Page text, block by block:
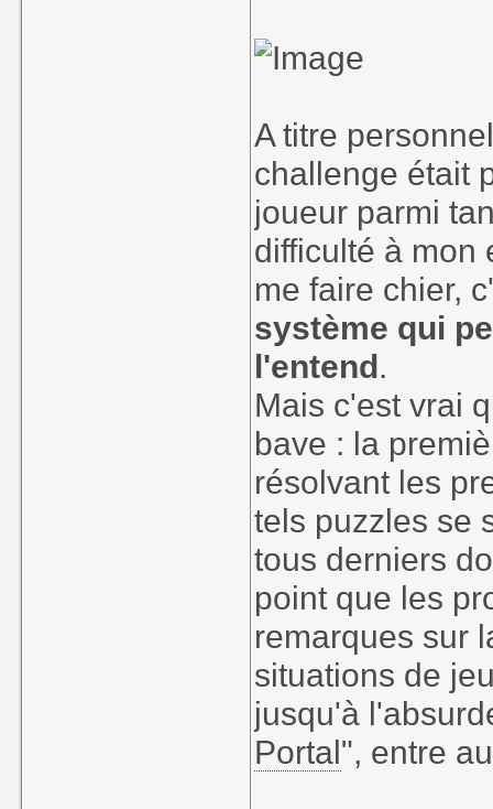
A titre
challenge était
joueur parmi
difficulté à mon
me faire chier,
système qui
l'entend.
Mais c'est vrai
bave : la
résolvant les
tels puzzles se
tous derniers
point que les
remarques sur
situations de
jusqu'à
Portal", entre